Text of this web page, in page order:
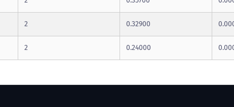
2 0.32900
2 0.24000